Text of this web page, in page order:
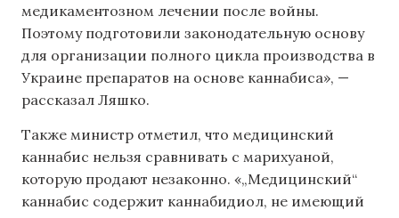
медикаментозном лечении после войны.
Поэтому подготовили законодательную основу
для организации полного цикла производства в
Украине препаратов на основе каннабиса», —
рассказал Ляшко.
Также министр отметил, что медицинский
каннабис нельзя сравнивать с марихуаной,
которую продают незаконно. «„Медицинский“
каннабис содержит каннабидиол, не имеющий